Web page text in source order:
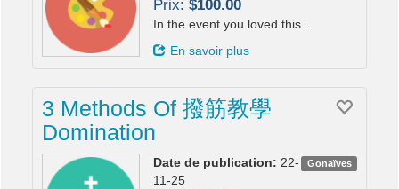
Prix: $100.00
In the event you loved this…
En savoir plus
3 Methods Of 撥筋教學
Domination
Gonaïves
Date de publication: 22-
11-25